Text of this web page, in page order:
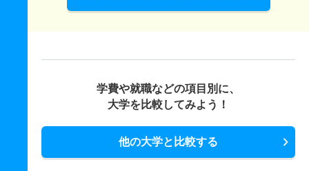
学費や就職などの項目別に、
大学を比較してみよう！
他の大学と比較する